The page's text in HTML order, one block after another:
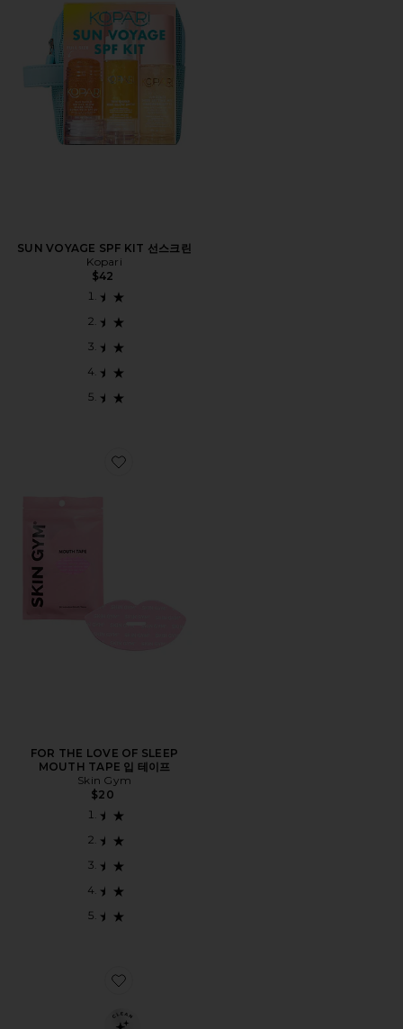
SUN VOYAGE SPF KIT 선스크린
Kopari
$42
Favorite FOR THE LOVE OF SLEEP MOUTH TAPE 입
FOR THE LOVE OF SLEEP
MOUTH TAPE 입 테이프
Skin Gym
$20
Favorite JET LAG ESSENTIALS SET 스킨케어 세트